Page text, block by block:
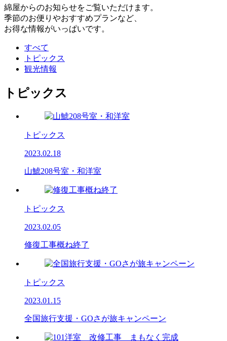
綿屋からのお知らせをご覧いただけます。
季節のお便りやおすすめプランなど、
お得な情報がいっぱいです。
すべて
トピックス
観光情報
トピックス
トピックス
2023.02.18
山鯱208号室・和洋室
トピックス
2023.02.05
修復工事概ね終了
トピックス
2023.01.15
全国旅行支援・GOさが旅キャンペーン